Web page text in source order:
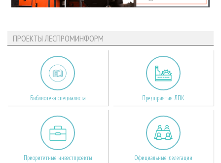
ПРОЕКТЫ ЛЕСПРОМИНФОРМ
Библиотека специалиста Предприятия ЛПК
Приоритетные инвестпроекты Официальные делегации